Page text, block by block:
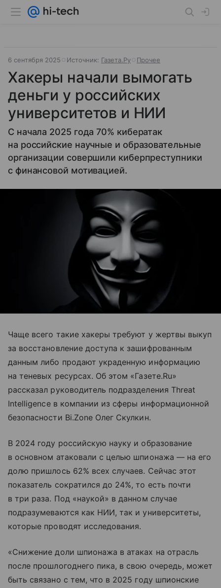
6 сентября 2025 Источник: Газета.Ру Прочее
Хакеры начали вымогать
деньги у российских
университетов и НИИ
С начала 2025 года 70% кибератак
на российские научные и образовательные
организации совершили киберпреступники
с финансовой мотивацией.
Чаще всего такие хакеры требуют у жертвы выкуп
за восстановление доступа к зашифрованным
данным либо продают украденную информацию
на теневых ресурсах. Об этом «Газете.Ru»
рассказал руководитель подразделения Threat
Intelligence в компании из сферы информационной
безопасности Bi.Zone Олег Скулкин.
В 2024 году российскую науку и образование
в основном атаковали с целью шпионажа — на его
долю пришлось 62% всех случаев. Сейчас этот
показатель сократился до 24%, то есть почти
в три раза. Под «наукой» в данном случае
подразумеваются как НИИ, так и университеты,
которые проводят исследования.
«Снижение доли шпионажа в атаках на отрасль
после прошлогоднего пика, в свою очередь, может
быть связано с тем, что в 2025 году шпионские